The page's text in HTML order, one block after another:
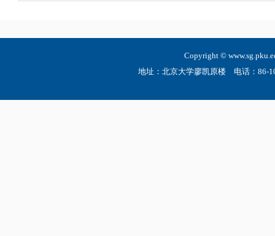
Copyright ©
地址：北京大学廖凯原楼 电话：86-